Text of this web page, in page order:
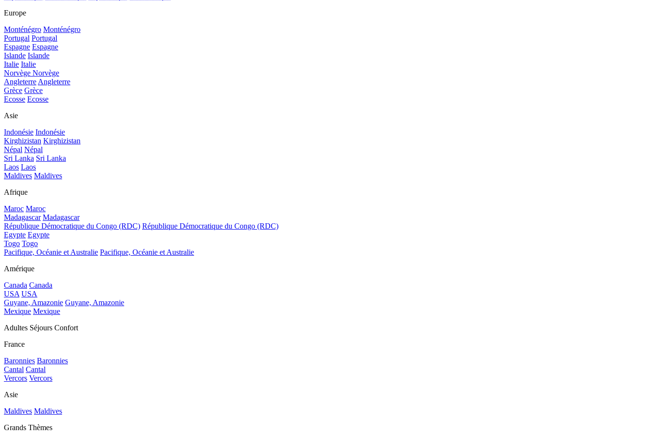
Europe
Monténégro Monténégro
Portugal Portugal
Espagne Espagne
Islande Islande
Italie Italie
Norvège Norvège
AngleterreAngleterre
Grèce Grèce
Ecosse Ecosse
Asie
Indonésie Indonésie
Kirghizistan Kirghizistan
Népal Népal
Sri Lanka Sri Lanka
Laos Laos
Maldives Maldives
Afrique
Maroc Maroc
Madagascar Madagascar
République Démocratique du Congo (RDC) République Démocratique du Congo (RDC)
Egypte Egypte
Togo Togo
Pacifique, Océanie et Australie Pacifique, Océanie et Australie
Amérique
Canada Canada
USA USA
Guyane, Amazonie Guyane, Amazonie
Mexique Mexique
Adultes Séjours Confort
France
Baronnies Baronnies
Cantal Cantal
Vercors Vercors
Asie
Maldives Maldives
Grands Thèmes